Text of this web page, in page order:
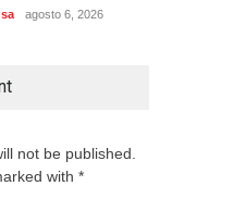
agosto 6, 2026
not be published.
with *